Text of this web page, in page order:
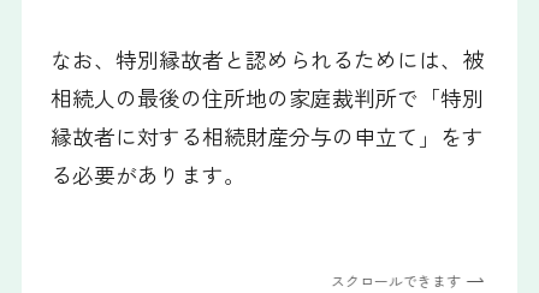
なお、特別縁故者と認められるためには、被
相続人の最後の住所地の家庭裁判所で「特別
縁故者に対する相続財産分与の申立て」をす
る必要があります。
スクロールできます